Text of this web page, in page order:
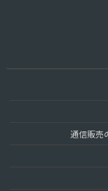
通信販売